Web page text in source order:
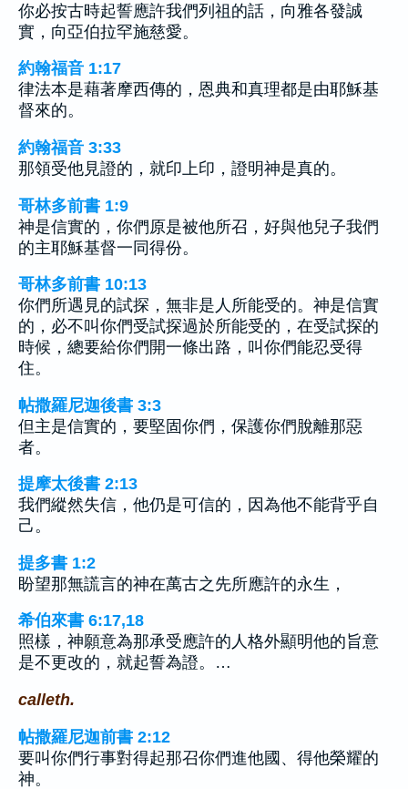
你必按古時起誓應許我們列祖的話，向雅各發誠
實，向亞伯拉罕施慈愛。
約翰福音 1:17
律法本是藉著摩西傳的，恩典和真理都是由耶穌基
督來的。
約翰福音 3:33
那領受他見證的，就印上印，證明神是真的。
哥林多前書 1:9
神是信實的，你們原是被他所召，好與他兒子我們
的主耶穌基督一同得份。
哥林多前書 10:13
你們所遇見的試探，無非是人所能受的。神是信實
的，必不叫你們受試探過於所能受的，在受試探的
時候，總要給你們開一條出路，叫你們能忍受得
住。
帖撒羅尼迦後書 3:3
但主是信實的，要堅固你們，保護你們脫離那惡
者。
提摩太後書 2:13
我們縱然失信，他仍是可信的，因為他不能背乎自
己。
提多書 1:2
盼望那無謊言的神在萬古之先所應許的永生，
希伯來書 6:17,18
照樣，神願意為那承受應許的人格外顯明他的旨意
是不更改的，就起誓為證。…
calleth.
帖撒羅尼迦前書 2:12
要叫你們行事對得起那召你們進他國、得他榮耀的
神。